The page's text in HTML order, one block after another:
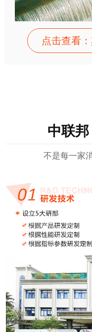
点击查看
中联
不是每一家